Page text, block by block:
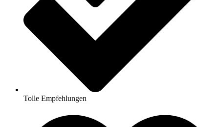
Tolle Empfehlungen